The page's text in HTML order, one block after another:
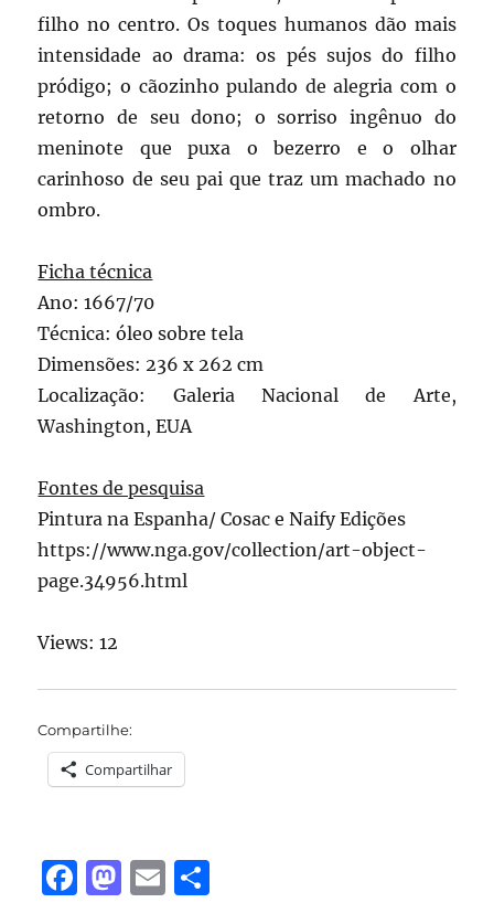
filho no centro. Os toques humanos dão mais
intensidade ao drama: os pés sujos do filho
pródigo; o cãozinho pulando de alegria com o
retorno de seu dono; o sorriso ingênuo do
meninote que puxa o bezerro e o olhar
carinhoso de seu pai que traz um machado no
ombro.
Ficha técnica
Ano: 1667/70
Técnica: óleo sobre tela
Dimensões: 236 x 262 cm
Localização: Galeria Nacional de Arte,
Washington, EUA
Fontes de pesquisa
Pintura na Espanha/ Cosac e Naify Edições
https://www.nga.gov/collection/art-object-
page.34956.html
Views: 12
Compartilhe:
Compartilhar
F
M E